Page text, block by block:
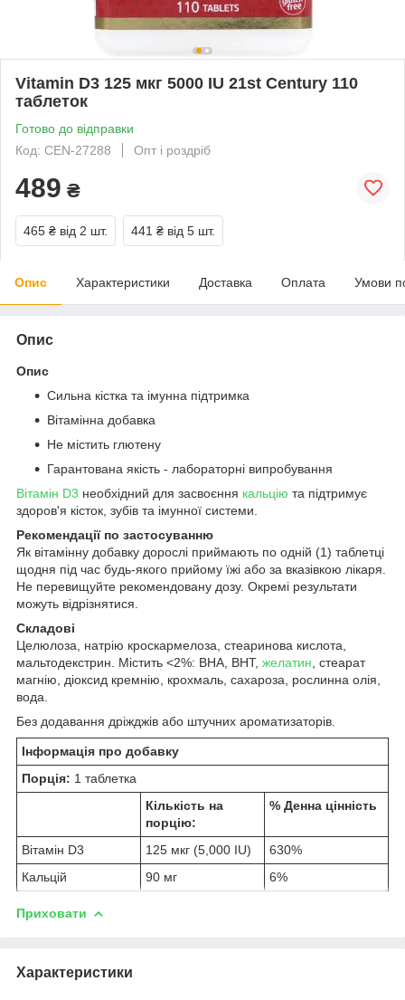
Vitamin D3 125 мкг 5000 IU 21st Century 110
таблеток
Готово до відправки
Код: CEN-27288
Опт і роздріб
489 ₴
465 ₴ від 2 шт. 441 ₴ від 5 шт.
Опис Характеристики Доставка Оплата Умови
Опис
Опис
Сильна кістка та імунна підтримка
Вітамінна добавка
Не містить глютену
Гарантована якість - лабораторні випробування
Вітамін D3 необхідний для засвоєння кальцію та підтримує
здоров'я кісток, зубів та імунної системи.
Рекомендації по застосуванню
Як вітамінну добавку дорослі приймають по одній (1) таблетці
щодня під час будь-якого прийому їжі або за вказівкою лікаря.
Не перевищуйте рекомендовану дозу. Окремі результати
можуть відрізнятися.
Складові
Целюлоза, натрію кроскармелоза, стеаринова кислота,
мальтодекстрин. Містить <2%: BHA, BHT, желатин , стеарат
магнію, діоксид кремнію, крохмаль, сахароза, рослинна олія,
вода.
Без додавання дріжджів або штучних ароматизаторів.
Інформація про добавку
Порція: 1 таблетка
Кількість на
порцію:
% Денна цінність
Вітамін D3 125 мкг (5,000 IU)
630%
Кальцій
90 мг 6%
Приховати
Характеристики